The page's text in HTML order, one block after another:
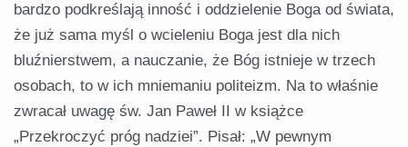
bardzo podkreślają inność i oddzielenie Boga od świata,
że już sama myśl o wcieleniu Boga jest dla nich
bluźnierstwem, a nauczanie, że Bóg istnieje w trzech
osobach, to w ich mniemaniu politeizm. Na to właśnie
zwracał uwagę św. Jan Paweł II w książce
„Przekroczyć próg nadziei”. Pisał: „W pewnym